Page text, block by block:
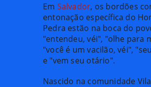
Em Salvador, os bordões
entonação específica do
Pedra estão na boca do
"entendeu, véi", "olhe para
"você é um vacilão, véi",
e "vem seu otário".
Nascido na comunidade